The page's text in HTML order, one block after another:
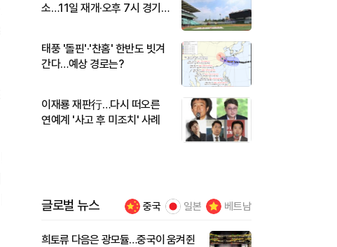
소…11일 재개·오후 7시 경기
태풍 '돌핀'·'찬홈' 한반도 빗겨
간다…예상 경로는?
이재룡 재판行…다시 떠오른
연예계 '사고 후 미조치' 사례
글로벌 뉴스 중국 일본 베트남
희토류 다음은 광모듈…중국이 움켜쥔